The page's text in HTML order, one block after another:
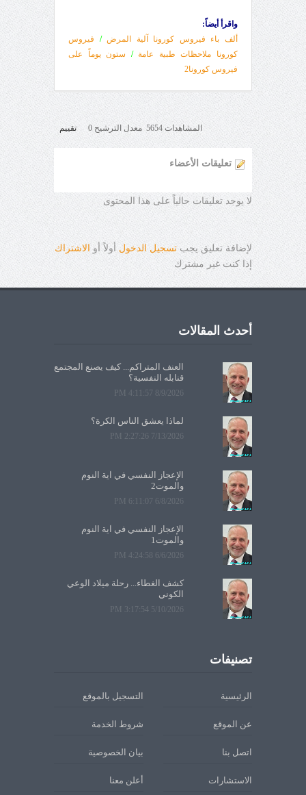
واقرأ أيضاً:
ألف باء فيروس كورونا آلية المرض /
فيروس
كورونا ملاحظات طبية عامة /
ستون يوماً على
فيروس كورونا2
المشاهدات 5654 معدل الترشيح 0 تقييم
تعليقات الأعضاء
لا يوجد تعليقات حالياً على هذا المحتوى
لإضافة تعليق يجب تسجيل الدخول أولاً أو
الاشتراك
إذا كنت غير مشترك
أحدث المقالات
العنف المتراكم... كيف يصنع المجتمع
قنابله النفسية؟
8/9/2026 4:11:57 PM
لماذا يعشق الناس الكرة؟
7/13/2026 2:27:26 PM
الإعجاز النفسي في آية النوم
والموت2
6/8/2026 6:11:07 PM
الإعجاز النفسي في آية النوم
والموت1
6/6/2026 4:24:58 PM
كشف الغطاء... رحلة ميلاد الوعي
الكوني
5/10/2026 3:17:54 PM
تصنيفات
الرئيسية التسجيل بالموقع
عن الموقع شروط الخدمة
اتصل بنا بيان الخصوصية
الاستشارات أعلن معنا